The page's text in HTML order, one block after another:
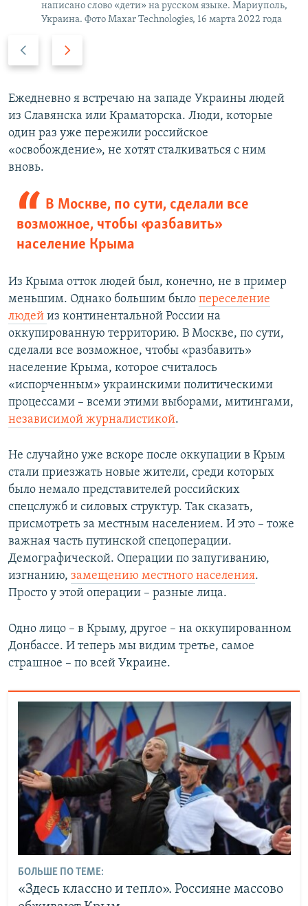
написано слово «дети» на русском языке. Мариуполь,
Украина. Фото Maxar Technologies, 16 марта 2022 года
д
ы
д
у
щ
д
д
у
ю
щ
с
а
й
Ежедневно я встречаю на западе Украины людей
из Славянска или Краматорска. Люди, которые
один раз уже пережили российское
«освобождение», не хотят сталкиваться с ним
вновь.
В Москве, по сути, сделали все
возможное, чтобы «разбавить»
население Крыма
Из Крыма отток людей был, конечно, не в пример
меньшим. Однако большим было переселение
людей из континентальной России на
оккупированную территорию. В Москве, по сути,
сделали все возможное, чтобы «разбавить»
население Крыма, которое считалось
«испорченным» украинскими политическими
процессами – всеми этими выборами, митингами,
независимой журналистикой.
Не случайно уже вскоре после оккупации в Крым
стали приезжать новые жители, среди которых
было немало представителей российских
спецслужб и силовых структур. Так сказать,
присмотреть за местным населением. И это – тоже
важная часть путинской спецоперации.
Демографической. Операции по запугиванию,
изгнанию, замещению местного населения.
Просто у этой операции – разные лица.
Одно лицо – в Крыму, другое – на оккупированном
Донбассе. И теперь мы видим третье, самое
страшное – по всей Украине.
БОЛЬШЕ ПО ТЕМЕ:
«Здесь классно и тепло». Россияне массово